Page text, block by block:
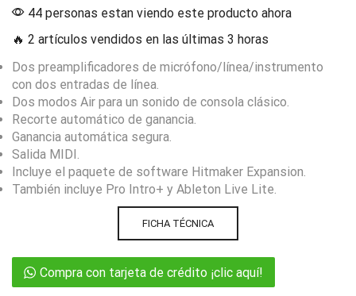
44 personas estan viendo este producto ahora
🔥 2 artículos vendidos en las últimas 3 horas
Dos preamplificadores de micrófono/línea/instrumento
con dos entradas de línea.
Dos modos Air para un sonido de consola clásico.
Recorte automático de ganancia.
Ganancia automática segura.
Salida MIDI.
Incluye el paquete de software Hitmaker Expansion.
También incluye Pro Intro+ y Ableton Live Lite.
FICHA TÉCNICA
Compra con tarjeta de crédito ¡clic aquí!